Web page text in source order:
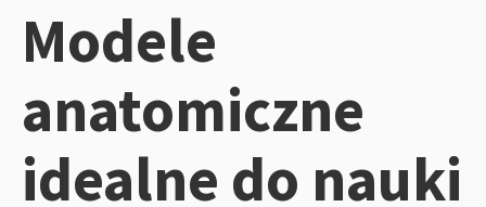
Modele
anatomiczne
idealne do nauki